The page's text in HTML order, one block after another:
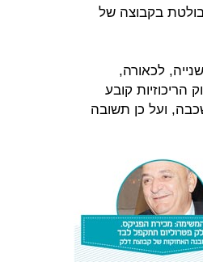
בקבוצה של
לכאורה,
קובע
ועל כן תשובה